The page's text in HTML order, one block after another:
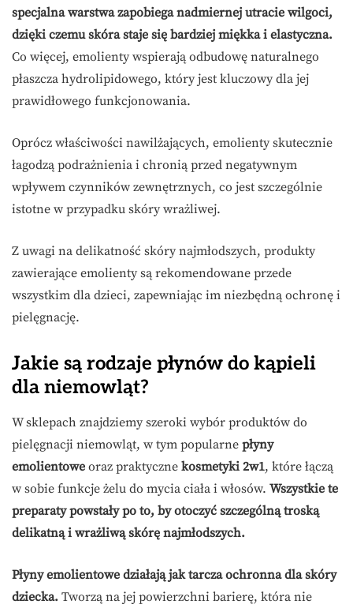
specjalna warstwa zapobiega nadmiernej utracie wilgoci,
dzięki czemu skóra staje się bardziej miękka i elastyczna.
Co więcej, emolienty wspierają odbudowę naturalnego
płaszcza hydrolipidowego, który jest kluczowy dla jej
prawidłowego funkcjonowania.
Oprócz właściwości nawilżających, emolienty skutecznie
łagodzą podrażnienia i chronią przed negatywnym
wpływem czynników zewnętrznych, co jest szczególnie
istotne w przypadku skóry wrażliwej.
Z uwagi na delikatność skóry najmłodszych, produkty
zawierające emolienty są rekomendowane przede
wszystkim dla dzieci, zapewniając im niezbędną ochronę i
pielęgnację.
Jakie są rodzaje płynów do kąpieli
dla niemowląt?
W sklepach znajdziemy szeroki wybór produktów do
pielęgnacji niemowląt, w tym popularne płyny
emolientowe oraz praktyczne kosmetyki 2w1, które łączą
w sobie funkcje żelu do mycia ciała i włosów. Wszystkie te
preparaty powstały po to, by otoczyć szczególną troską
delikatną i wrażliwą skórę najmłodszych.
Płyny emolientowe działają jak tarcza ochronna dla skóry
dziecka. Tworzą na jej powierzchni barierę, która nie